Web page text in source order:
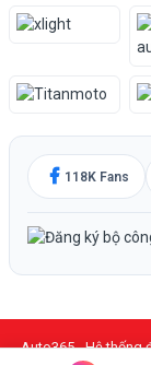
118K Fans
Auto365 - Hệ thống